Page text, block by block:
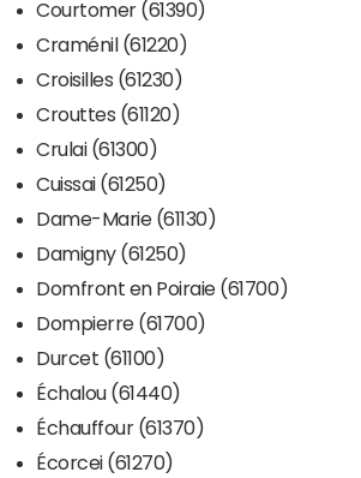
Courtomer (61390)
Craménil (61220)
Croisilles (61230)
Crouttes (61120)
Crulai (61300)
Cuissai (61250)
Dame-Marie (61130)
Damigny (61250)
Domfront en Poiraie (61700)
Dompierre (61700)
Durcet (61100)
Échalou (61440)
Échauffour (61370)
Écorcei (61270)